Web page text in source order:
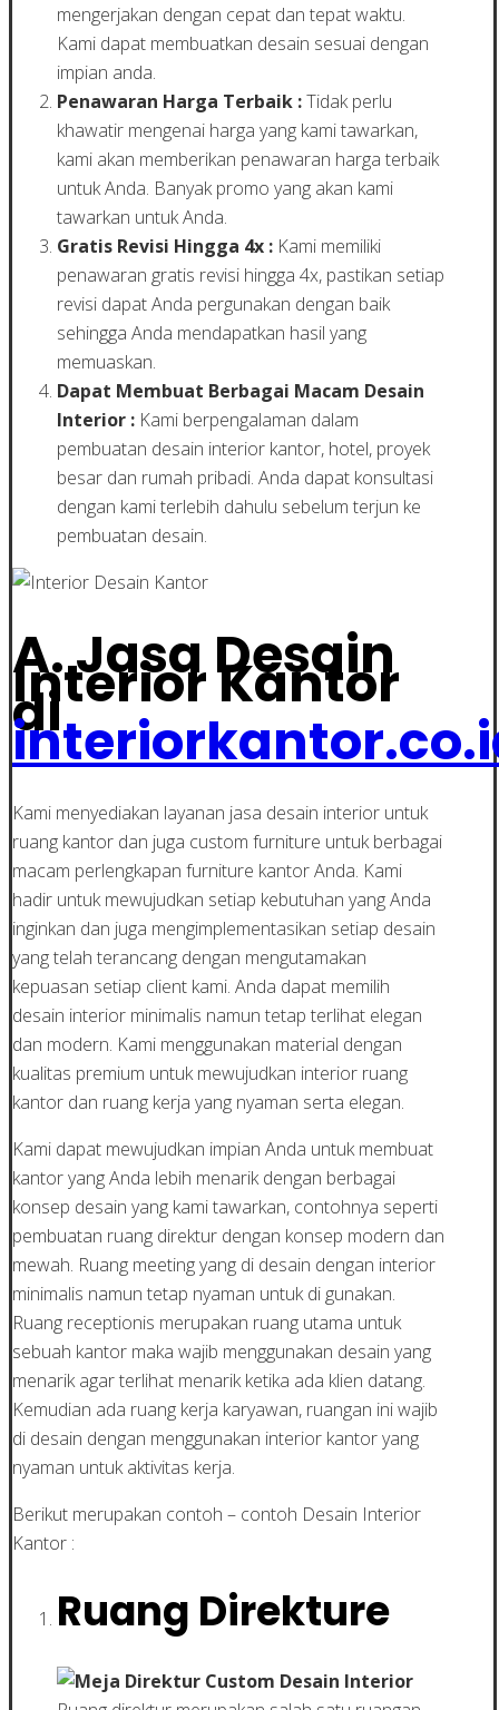
mengerjakan dengan cepat dan tepat waktu.
Kami dapat membuatkan desain sesuai dengan
impian anda.
Penawaran Harga Terbaik :Tidak perlu
khawatir mengenai harga yang kami tawarkan,
kami akan memberikan penawaran harga terbaik
untuk Anda. Banyak promo yang akan kami
tawarkan untuk Anda.
Gratis Revisi Hingga 4x : Kami memiliki
penawaran gratis revisi hingga 4x, pastikan setiap
revisi dapat Anda pergunakan dengan baik
sehingga Anda mendapatkan hasil yang
memuaskan.
Dapat Membuat Berbagai Macam Desain
Interior : Kami berpengalaman dalam
pembuatan desain interior kantor, hotel, proyek
besar dan rumah pribadi. Anda dapat konsultasi
dengan kami terlebih dahulu sebelum terjun ke
pembuatan desain.
A. Jasa Desain
Interior Kantor
di
Kami menyediakan layanan jasa desain interior untuk
ruang kantor dan juga custom furniture untuk berbagai
macam perlengkapan furniture kantor Anda. Kami
hadir untuk mewujudkan setiap kebutuhan yang Anda
inginkan dan juga mengimplementasikan setiap desain
yang telah terancang dengan mengutamakan
kepuasan setiap client kami. Anda dapat memilih
desain interior minimalis namun tetap terlihat elegan
dan modern. Kami menggunakan material dengan
kualitas premium untuk mewujudkan interior ruang
kantor dan ruang kerja yang nyaman serta elegan.
Kami dapat mewujudkan impian Anda untuk membuat
kantor yang Anda lebih menarik dengan berbagai
konsep desain yang kami tawarkan, contohnya seperti
pembuatan ruang direktur dengan konsep modern dan
mewah. Ruang meeting yang di desain dengan interior
minimalis namun tetap nyaman untuk di gunakan.
Ruang receptionis merupakan ruang utama untuk
sebuah kantor maka wajib menggunakan desain yang
menarik agar terlihat menarik ketika ada klien datang.
Kemudian ada ruang kerja karyawan, ruangan ini wajib
di desain dengan menggunakan interior kantor yang
nyaman untuk aktivitas kerja.
Berikut merupakan contoh – contoh Desain Interior
Kantor :
Ruang Direkture